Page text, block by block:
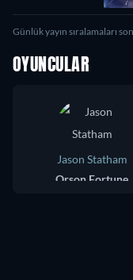
Günlük yayın sıralamaları
OYUNCULAR
Jason Statham
Orson Fortune